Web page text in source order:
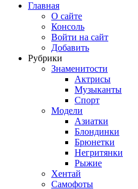
Главная
О сайте
Консоль
Войти на сайт
Добавить
Рубрики
Знаменитости
Актрисы
Музыканты
Спорт
Модели
Азиатки
Блондинки
Брюнетки
Негритянки
Рыжие
Хентай
Самофоты